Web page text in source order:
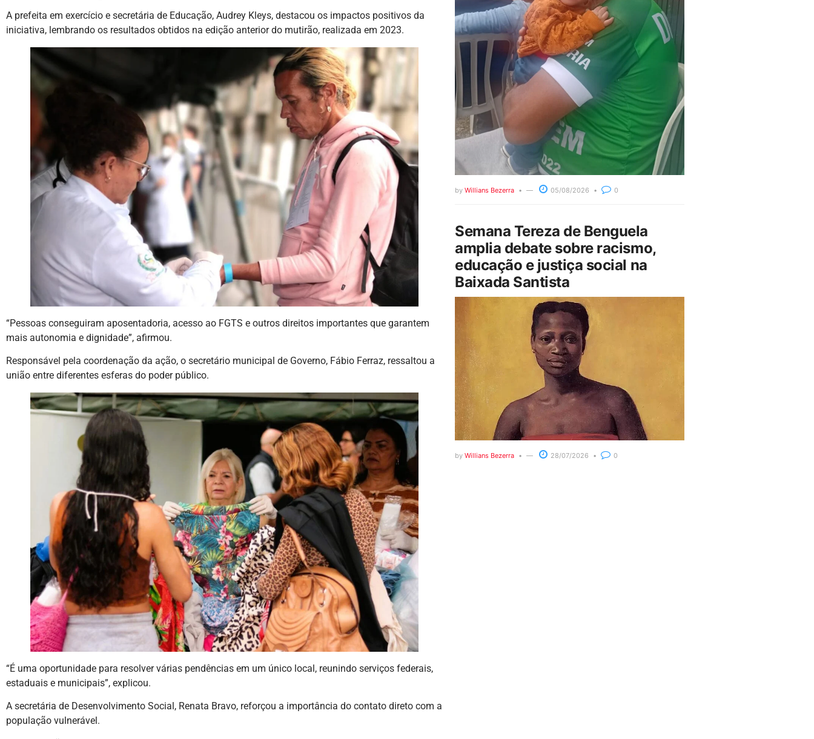
A prefeita em exercício e secretária de Educação, Audrey Kleys, destacou os impactos positivos da
iniciativa, lembrando os resultados obtidos na edição anterior do mutirão, realizada em 2023.
“Pessoas conseguiram aposentadoria, acesso ao FGTS e outros direitos importantes que garantem
mais autonomia e dignidade”, afirmou.
Responsável pela coordenação da ação, o secretário municipal de Governo, Fábio Ferraz, ressaltou a
união entre diferentes esferas do poder público.
“É uma oportunidade para resolver várias pendências em um único local, reunindo serviços federais,
estaduais e municipais”, explicou.
A secretária de Desenvolvimento Social, Renata Bravo, reforçou a importância do contato direto com a
população vulnerável.
by Willians Bezerra 05/08/2026 0
Semana Tereza de Benguela
amplia debate sobre racismo,
educação e justiça social na
Baixada Santista
by Willians Bezerra 28/07/2026 0